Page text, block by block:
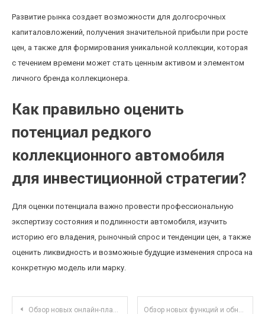
Развитие рынка создает возможности для долгосрочных
капиталовложений, получения значительной прибыли при росте
цен, а также для формирования уникальной коллекции, которая
с течением времени может стать ценным активом и элементом
личного бренда коллекционера.
Как правильно оценить
потенциал редкого
коллекционного автомобиля
для инвестиционной стратегии?
Для оценки потенциала важно провести профессиональную
экспертизу состояния и подлинности автомобиля, изучить
историю его владения, рыночный спрос и тенденции цен, а также
оценить ликвидность и возможные будущие изменения спроса на
конкретную модель или марку.
Навигация по записям
Обзор новых онлайн-платформ для совместной работы и управления проектами 2025 года Обзор новых функций и обновлений популярных платформ для совместной работы в 2025 году